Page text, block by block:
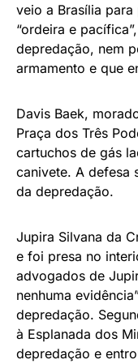
veio a Brasília
“ordeira e
depredação, nem
armamento e que
Davis Baek,
Praça dos Três
cartuchos de gás
canivete. A defesa
da depredação.
Jupira Silvana da
e foi presa no
advogados de
nenhuma
depredação.
à Esplanada dos
depredação e